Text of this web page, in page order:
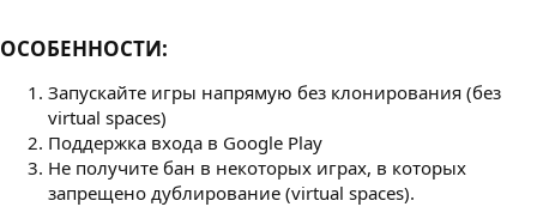
я
ОСОБЕННОСТИ:​
Запускайте игры напрямую без клонирования (без
virtual spaces)
Поддержка входа в Google Play
Не получите бан в некоторых играх, в которых
запрещено дублирование (virtual spaces).